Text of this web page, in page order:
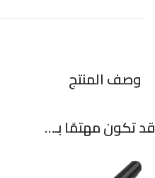
وصف المنتج
قد تكون مهتمًا بـ…